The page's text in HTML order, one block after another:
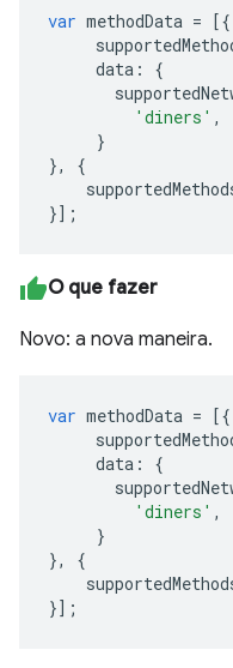
var methodData = [{
data :
{
'diners' ,
}
},
{
}];
O que fazer
Novo: a nova maneira.
var methodData = [{
data :
{
'diners' ,
}
},
{
}];